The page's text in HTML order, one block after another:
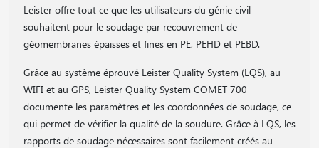
Leister offre tout ce que les utilisateurs du génie civil
souhaitent pour le soudage par recouvrement de
géomembranes épaisses et fines en PE, PEHD et PEBD.
Grâce au système éprouvé Leister Quality System (LQS), au
WIFI et au GPS, Leister Quality System COMET 700
documente les paramètres et les coordonnées de soudage, ce
qui permet de vérifier la qualité de la soudure. Grâce à LQS, les
rapports de soudage nécessaires sont facilement créés au